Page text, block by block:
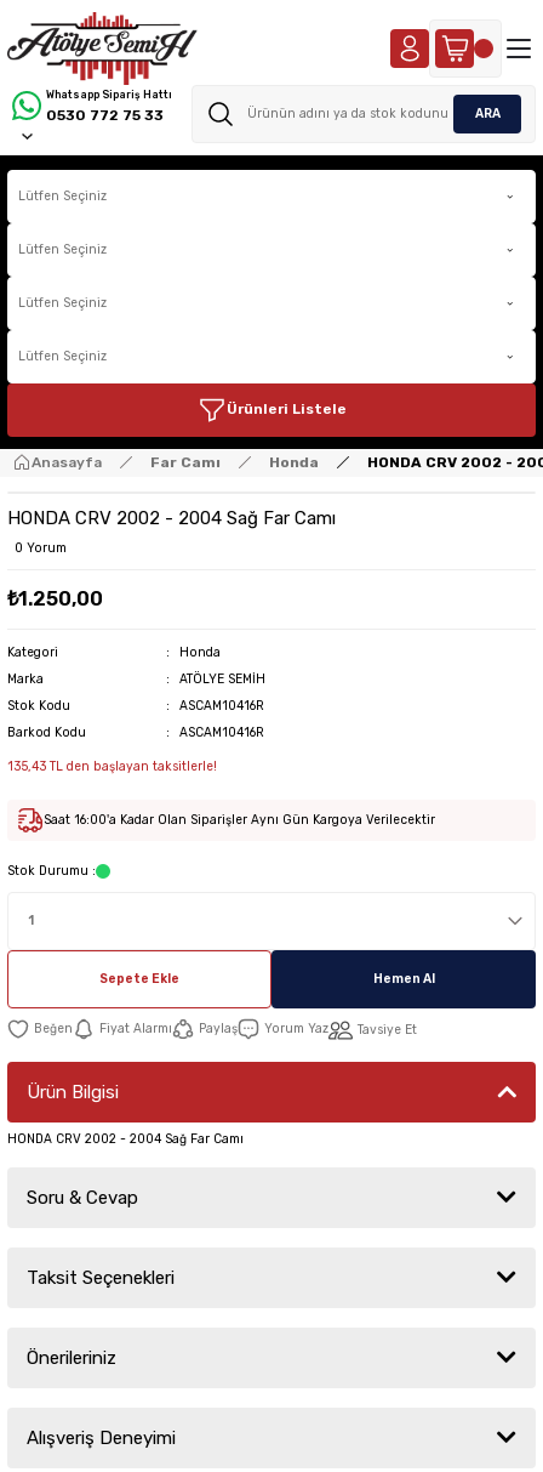
Whatsapp Sipariş Hattı
0530 772 75 33 ARA
Ürünleri Listele
Anasayfa Far Camı Honda HONDA CRV 2002 -
HONDA CRV 2002 - 2004 Sağ Far Camı
0 Yorum
₺1.250,00
Kategori
Honda
Marka
ATÖLYE SEMİH
Stok Kodu
ASCAM10416R
Barkod Kodu
ASCAM10416R
135,43 TL den başlayan taksitlerle!
Saat 16:00'a Kadar Olan Siparişler Aynı Gün Kargoya Verilecektir
Stok Durumu :
Sepete Ekle Hemen Al
Fiyat Alarmı Paylaş Yorum Yaz Tavsiye Et
Ürün Bilgisi
HONDA CRV 2002 - 2004 Sağ Far Camı
Soru & Cevap
Ürün hakkında henüz soru sorulmamış.
Taksit Seçenekleri
Önerileriniz
yetersiz gördüğünüz noktaları öneri formunu kullanarak tarafımıza
iletebilirsiniz.
Alışveriş Deneyimi